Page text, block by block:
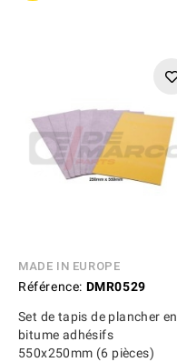
MADE IN EUROPE
Référence: DMR0529
Set de tapis de plancher en
bitume adhésifs
550x250mm (6 pièces)